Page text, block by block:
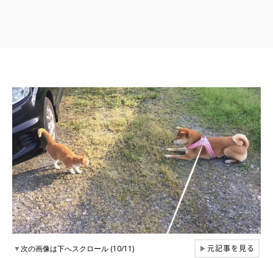
▼次の画像は下へスクロール (10/11) ▶元記事を見る